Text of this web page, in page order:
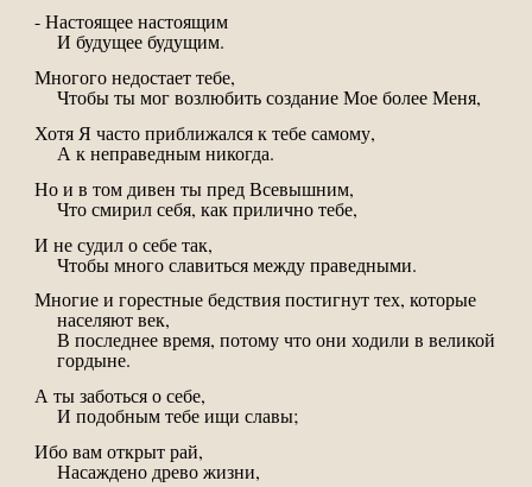
- Настоящее настоящим
И будущее будущим.
Многого недостает тебе,
Чтобы ты мог возлюбить создание Мое более Меня,
Хотя Я часто приближался к тебе самому,
А к неправедным никогда.
Но и в том дивен ты пред Всевышним,
Что смирил себя, как прилично тебе,
И не судил о себе так,
Чтобы много славиться между праведными.
Многие и горестные бедствия постигнут тех, которые
населяют век,
В последнее время, потому что они ходили в великой
гордыне.
А ты заботься о себе,
И подобным тебе ищи славы;
Ибо вам открыт рай,
Насаждено древо жизни,